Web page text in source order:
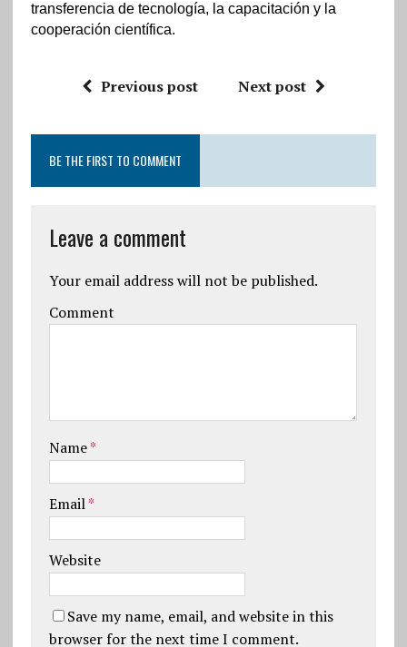
transferencia de tecnología, la capacitación y la
cooperación científica.
Previous post Next post
BE THE FIRST TO COMMENT
Leave a comment
Your email address will not be published.
Comment
Name*
Email*
Website
Save my name, email, and website in this
browser for the next time I comment.